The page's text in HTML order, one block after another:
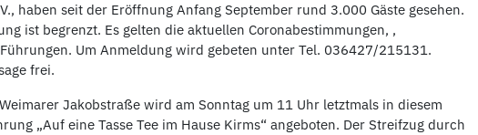
haben seit der Eröffnung Anfang September rund 3.000 Gäste gesehen.
ist begrenzt. Es gelten die aktuellen Coronabestimmungen, ,
Um Anmeldung wird gebeten unter Tel. 036427/215131.
frei.
Jakobstraße wird am Sonntag um 11 Uhr letztmals in diesem
„Auf eine Tasse Tee im Hause Kirms“ angeboten. Der Streifzug durch